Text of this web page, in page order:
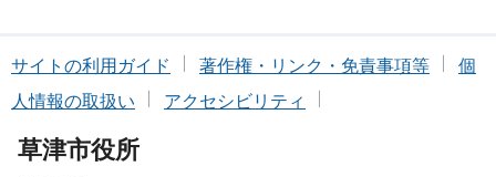
サイトの利用ガイド 著作権・リンク・免責事項等
個
人情報の取扱い
アクセシビリティ
草津市役所